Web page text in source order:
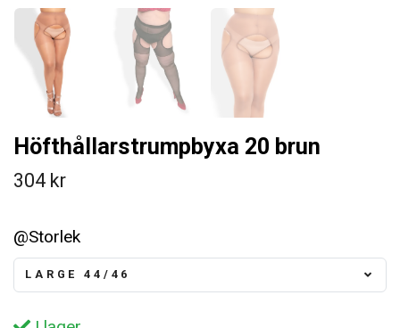
Höfthållarstrumpbyxa 20 brun
304 kr
@Storlek
LARGE 44/46